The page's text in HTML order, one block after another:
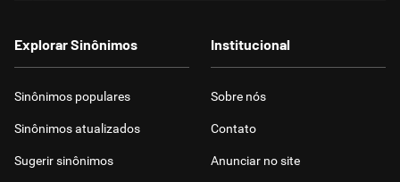
Explorar Sinônimos
Sinônimos populares
Sinônimos atualizados
Sugerir sinônimos
Institucional
Sobre nós
Contato
Anunciar no site